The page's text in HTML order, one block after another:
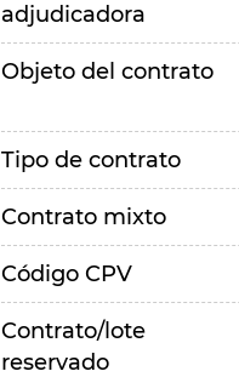
adjudicadora
Objeto del contrato
Tipo de contrato
Contrato mixto
Código CPV
Contrato/lote
reservado